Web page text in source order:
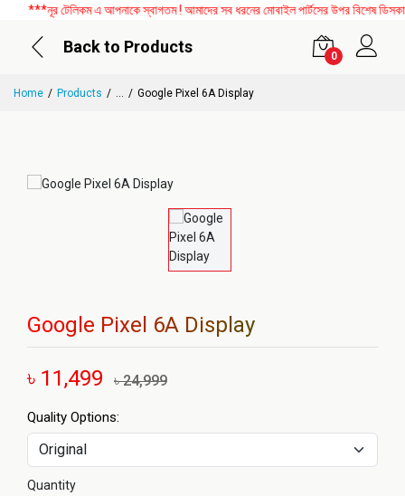
***নূর টেলিকম এ আপনাকে স্বাগতম ! আমাদের সব ধরনের মোবাইল পার্টসের উপর বিশেষ
Back to Products
0
Home Products ... Google Pixel 6A Display
Google Pixel 6A Display
৳ 11,499 ৳ 24,999
Quality Options:
Quantity